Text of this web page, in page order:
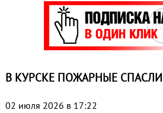
В КУРСКЕ ПОЖАРНЫЕ
02 июля 2026 в 17:22